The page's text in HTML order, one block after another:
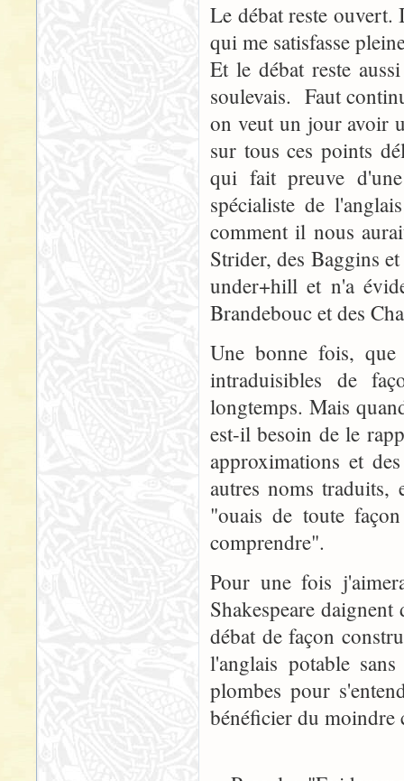
Le débat reste ouvert.
qui me satisfasse
Et le débat reste
soulevais. Faut
on veut un jour avoir
sur tous ces points
qui fait preuve
spécialiste de
comment il nous
Strider, des Baggins
under+hill et n'a
Brandebouc et des
Une bonne fois,
intraduisibles de
longtemps. Mais
est-il besoin de le
approximations et
autres noms traduits,
"ouais de toute
comprendre".
Pour une fois
Shakespeare
débat de façon
l'anglais potable
plombes pour
bénéficier du moindre